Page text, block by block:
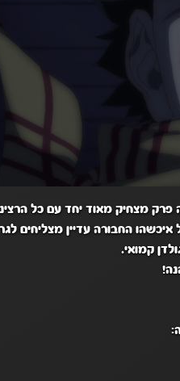
העונה האחרונה, היה פרק מצחיק מאוד יחד עם
החבורה עדיין מצליחים
קמואי.